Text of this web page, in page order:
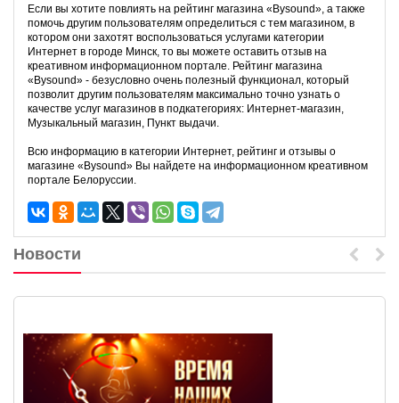
Если вы хотите повлиять на рейтинг магазина «Bysound», а также
помочь другим пользователям определиться с тем магазином, в
котором они захотят воспользоваться услугами категории
Интернет в городе Минск, то вы можете оставить отзыв на
креативном информационном портале. Рейтинг магазина
«Bysound» - безусловно очень полезный функционал, который
позволит другим пользователям максимально точно узнать о
качестве услуг магазинов в подкатегориях: Интернет-магазин,
Музыкальный магазин, Пункт выдачи.
Всю информацию в категории Интернет, рейтинг и отзывы о
магазине «Bysound» Вы найдете на информационном креативном
портале Белоруссии.
Новости